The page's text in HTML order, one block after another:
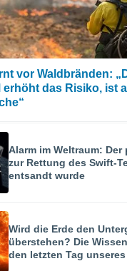
vor Waldbränden:
erhöht das Risiko, ist
Alarm im Weltraum:
zur Rettung des Swift-
entsandt wurde
Wird die Erde den
überstehen? Die
den letzten Tag